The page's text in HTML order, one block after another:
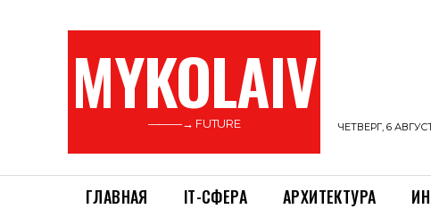
MYKOLAIV
———→ FUTURE ЧЕТВЕРГ, 6
ГЛАВНАЯ ІТ-СФЕРА АРХИТЕКТУРА